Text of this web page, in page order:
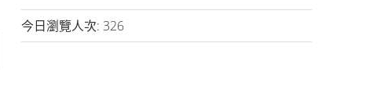
今日瀏覽人次: 326